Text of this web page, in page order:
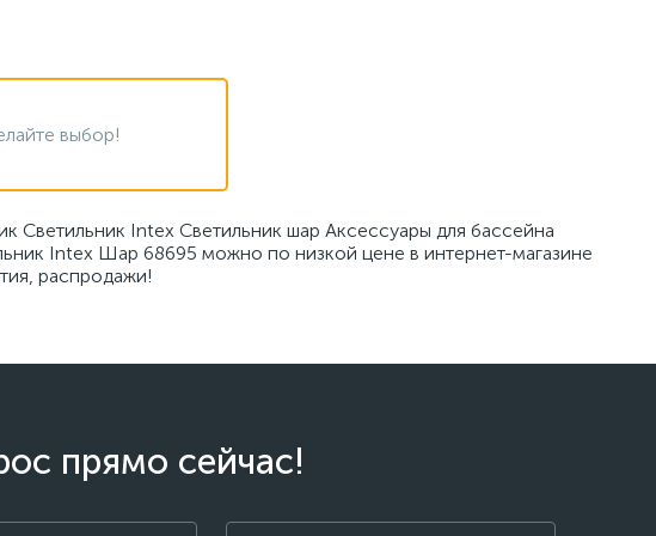
выбор!
Intex Светильник шар Аксессуары для бассейна
Intex Шар 68695 можно по низкой цене в интернет-магазине
распродажи!
прямо сейчас!